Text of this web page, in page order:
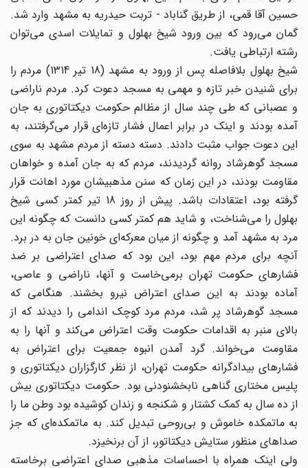
حسین آقا قمی، از طریق گناباد - تربت حیدریه به مشهد وارد شد.
گمان می‌رود که بین ورود شیخ بهلول و تمایلات اسدی می‌توان
رشته ارتباطی یافت.
شیخ بهلول بلافاصله پس از ورود به مشهد (18 تیر 1314) مردم را
برای شنیدن خبر تازه و مهمی به مسجد دعوت کرد. مردم ناراضی
و عصبانی که طی چند سال از مظالم حکومت دیکتاتوری به جان
آمده بودند و اینک در برابر اعمال فشار تازه‌ای قرار می‌گرفتند، به
این دعوت جواب مثبت دادند. دسته دسته از مردم مشهد به سوی
مسجد گوهرشاد روانه گردیدند، مردم که به جان آمده و خواهان
مقاومت بودند، در این زمان که سنن مذهبیشان مورد اهانت قرار
گرفته بود، اعتقادات باشد. پیش از روز 18 تیر کمتر کسی شیخ
بهلول را می‌شناخت، و شاید هم کمتر کسی دانست که چگونه این
مرد به مشهد آمد و چگونه از میان معرکه‌ای خونین جان به در برد.
آنچه برای مردم مهم بود، این بود که صدای اعتراضی بر ضد
فشارهای حکومت تهران برمی‌خاست و آنها، ناراضی و عاصی،
آماده بودند به این صدای اعتراض نیرو بخشند. هنگامی که
مسجد گوهرشاد پر شد، مردم مرد کوچک اندامی را دیدند که از
بالای منبر به اقدامات حکومت وقت اعتراض می‌کند و آنها را به
مقاومت می‌خواند. گرد آمدن انبوه جمعیت برای اعتراض به
فشارهای بیدادگرانه حکومت تهران، از نظر کارگزاران دیکتاتوری و
پلیس مختاری گناهی نابخشنودنی بود. حکومت دیکتاتوری بیش
از ده سال به کمک کشتار و شکنجه و زندان کوشیده بود وطن ما را
به ماتمکده خاموش و بی‌روحی تبدیل کند. به ماتمکده‌ای که جز
صداهای منظور ستایش دیکتاتور، از آن برنخیزد.
ولی اینک همراه با احساسات مذهبی صدای اعتراضی برخاسته